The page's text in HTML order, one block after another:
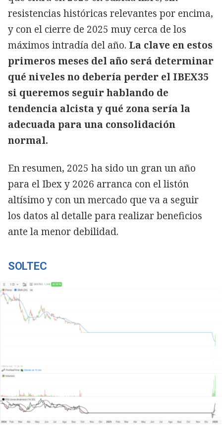
resistencias históricas relevantes por encima,
y con el cierre de 2025 muy cerca de los
máximos intradía del año. La clave en estos
primeros meses del año será determinar
qué niveles no debería perder el IBEX35
si queremos seguir hablando de
tendencia alcista y qué zona sería la
adecuada para una consolidación
normal.
En resumen, 2025 ha sido un gran un año
para el Ibex y 2026 arranca con el listón
altísimo y con un mercado que va a seguir
los datos al detalle para realizar beneficios
ante la menor debilidad.
SOLTEC